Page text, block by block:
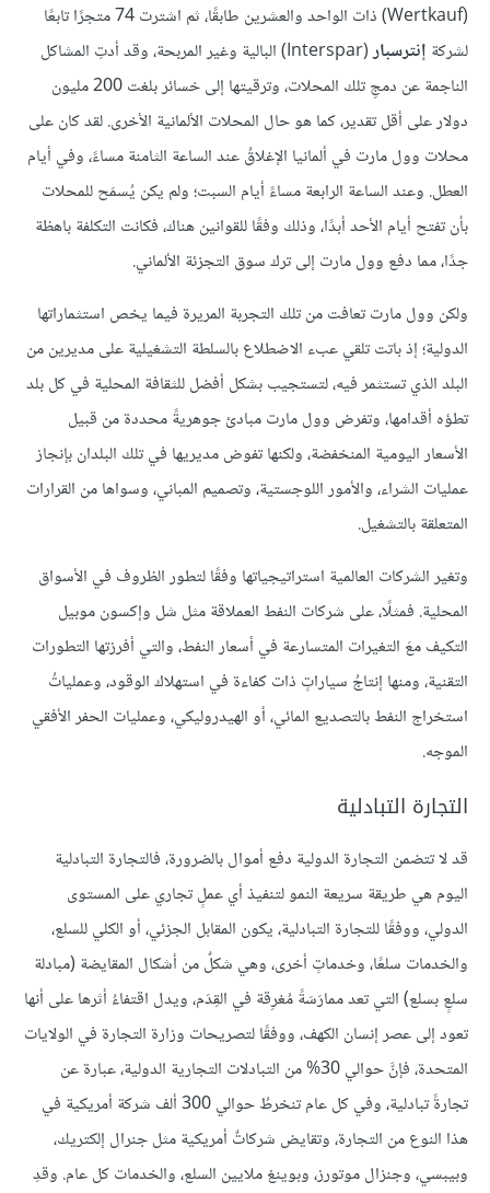
(Wertkauf) ذات الواحد والعشرين طابقًا، ثم اشترت 74 متجرًا تابعًا
لشركة إنترسبار
(Interspar) البالية وغير المربحة، وقد أدتِ المشاكل
الناجمة عن دمجِ تلك المحلات، وترقيتها إلى خسائر بلغت 200 مليون
دولار على أقل تقدير، كما هو حال المحلات الألمانية الأخرى. لقد كان على
محلات وول مارت في ألمانيا الإغلاقُ عند الساعة الثامنة مساءً، وفي أيام
العطل. وعند الساعة الرابعة مساءً أيام السبت؛ ولم يكن يُسمَح للمحلات
بأن تفتح أيام الأحد أبدًا، وذلك وفقًا للقوانين هناك، فكانت التكلفة باهظة
جدًا، مما دفع وول مارت إلى ترك سوق التجزئة الألماني.
ولكن وول مارت تعافت من تلك التجربة المريرة فيما يخص استثماراتها
الدولية؛ إذ باتت تلقي عبء الاضطلاع بالسلطة التشغيلية على مديرين من
البلد الذي تستثمر فيه، لتستجيب بشكل أفضل للثقافة المحلية في كل بلد
تطؤه أقدامها، وتفرض وول مارت مبادئ جوهريةً محددة من قبيل
الأسعار اليومية المنخفضة، ولكنها تفوض مديريها في تلك البلدان بإنجاز
عمليات الشراء، والأمور اللوجستية، وتصميم المباني، وسواها من القرارات
المتعلقة بالتشغيل.
وتغير الشركات العالمية استراتيجياتها وفقًا لتطور الظروف في الأسواق
المحلية. فمثلًا، على شركات النفط العملاقة مثل شل وإكسون موبيل
التكيف معَ التغيرات المتسارعة في أسعار النفط، والتي أفرزتها التطورات
التقنية، ومنها إنتاجُ سياراتٍ ذات كفاءة في استهلاك الوقود، وعملياتُ
استخراج النفط بالتصديع المائي، أو الهيدروليكي، وعمليات الحفر الأفقي
الموجه.
التجارة التبادلية
قد لا تتضمن التجارة الدولية دفع أموال بالضرورة، فالتجارة التبادلية
اليوم هي طريقة سريعة النمو لتنفيذ أي عملٍ تجاري على المستوى
الدولي، ووفقًا للتجارة التبادلية، يكون المقابل الجزئي، أو الكلي للسلع،
والخدمات سلعًا، وخدماتٍ أخرى، وهي شكلٌ من أشكال المقايضة (مبادلة
سلعٍ بسلع) التي تعد ممارَسَةً مُغرِقة في القِدَم، ويدل اقتفاءُ أثرها على أنها
تعود إلى عصر إنسان الكهف، ووفقًا لتصريحات وزارة التجارة في الولايات
المتحدة، فإنَّ حوالي 30% من التبادلات التجارية الدولية، عبارة عن
تجارةً تبادلية، وفي كل عام تنخرطُ حوالي 300 ألف شركة أمريكية في
هذا النوع من التجارة، وتقايض شركاتٌ أمريكية مثل جنرال إلكتريك،
وبيبسي، وجنزال موتورز، وبوينغ ملايين السلع، والخدمات كل عام. وقدِ